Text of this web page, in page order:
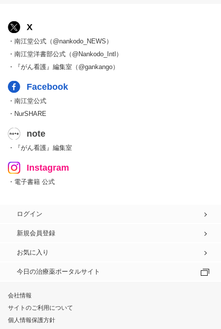
X
・南江堂公式（@nankodo_NEWS）
・南江堂洋書部公式（@Nankodo_Intl）
・『がん看護』編集室（@gankango）
Facebook
・南江堂公式
・NurSHARE
note
・『がん看護』編集室
Instagram
・電子書籍 公式
ログイン
新規会員登録
お気に入り
今日の治療薬ポータルサイト
会社情報
サイトのご利用について
個人情報保護方針